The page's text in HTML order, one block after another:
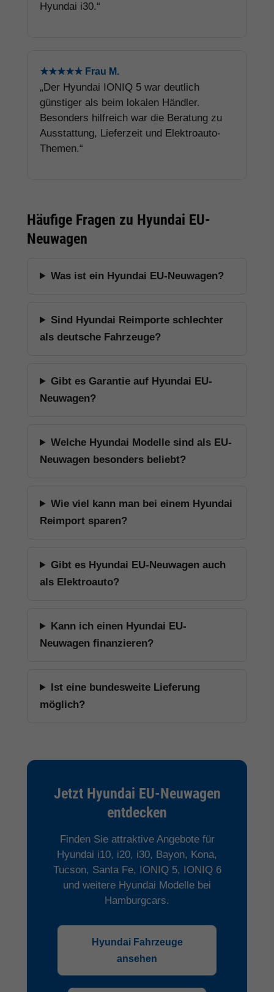
Hyundai i30.“
★★★★★ Frau M.
„Der Hyundai IONIQ 5 war deutlich
günstiger als beim lokalen Händler.
Besonders hilfreich war die Beratung zu
Ausstattung, Lieferzeit und Elektroauto-
Themen.“
Häufige Fragen zu Hyundai EU-
Neuwagen
Was ist ein Hyundai EU-Neuwagen?
Sind Hyundai Reimporte schlechter
als deutsche Fahrzeuge?
Gibt es Garantie auf Hyundai EU-
Neuwagen?
Welche Hyundai Modelle sind als EU-
Neuwagen besonders beliebt?
Wie viel kann man bei einem Hyundai
Reimport sparen?
Gibt es Hyundai EU-Neuwagen auch
als Elektroauto?
Kann ich einen Hyundai EU-
Neuwagen finanzieren?
Ist eine bundesweite Lieferung
möglich?
Jetzt Hyundai EU-Neuwagen
entdecken
Finden Sie attraktive Angebote für
Hyundai i10, i20, i30, Bayon, Kona,
Tucson, Santa Fe, IONIQ 5, IONIQ 6
und weitere Hyundai Modelle bei
Hamburgcars.
Hyundai Fahrzeuge
ansehen